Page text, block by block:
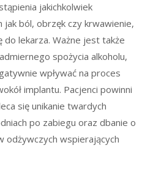
jakichkolwiek
ból, obrzęk czy krwawienie,
do lekarza. Ważne jest także
spożycia alkoholu,
wpływać na proces
implantu. Pacjenci powinni
się unikanie twardych
po zabiegu oraz dbanie o
odżywczych wspierających